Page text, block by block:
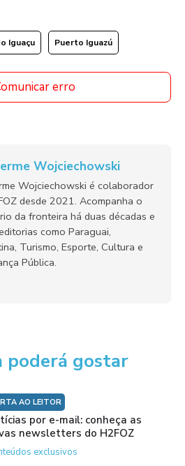
Iguaçu Puerto Iguazú
erro
Wojciechowski
Wojciechowski é colaborador
desde 2021. Acompanha o
da fronteira há duas décadas e
como Paraguai,
Turismo, Esporte, Cultura e
Pública.
poderá gostar
AO LEITOR
por e-mail: conheça as
newsletters do H2FOZ
exclusivos